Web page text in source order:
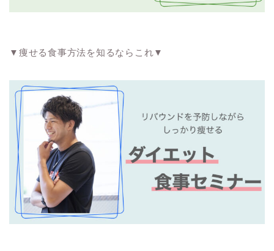
▼痩せる食事方法を知るならこれ▼